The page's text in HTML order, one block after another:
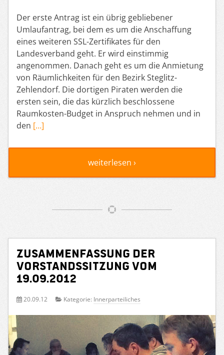
Der erste Antrag ist ein übrig gebliebener
Umlaufantrag, bei dem es um die Anschaffung
eines weiteren SSL-Zertifikates für den
Landesverband geht. Er wird einstimmig
angenommen. Danach geht es um die Anmietung
von Räumlichkeiten für den Bezirk Steglitz-
Zehlendorf. Die dortigen Piraten werden die
ersten sein, die das kürzlich beschlossene
Raumkosten-Budget in Anspruch nehmen und in
den […]
weiterlesen ›
Zusammenfassung der
Vorstandssitzung vom
19.09.2012
20.09.12 Kategorie: Innerparteiliches